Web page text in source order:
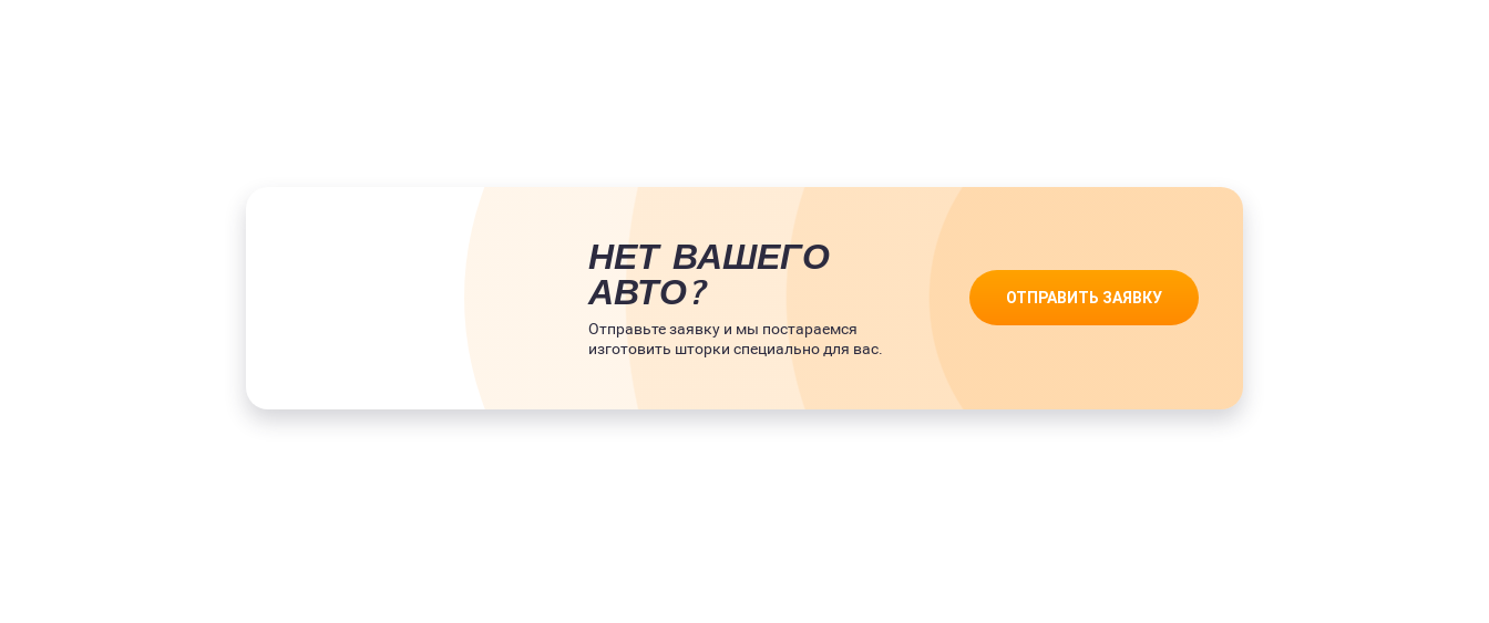
НЕТ ВАШЕГО
АВТО?
Отправьте заявку и мы постараемся
изготовить шторки специально для вас.
ОТПРАВИТЬ ЗАЯВКУ